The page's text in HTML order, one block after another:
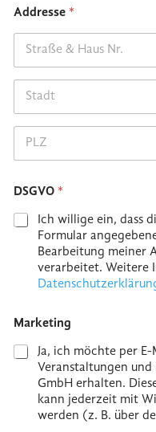
Addresse *
DSGVO *
Ich willige ein, dass
Formular
Bearbeitung meiner
verarbeitet. Weitere
Marketing
Ja, ich möchte per
Veranstaltungen und
GmbH erhalten.
kann jederzeit mit
werden (z. B. über